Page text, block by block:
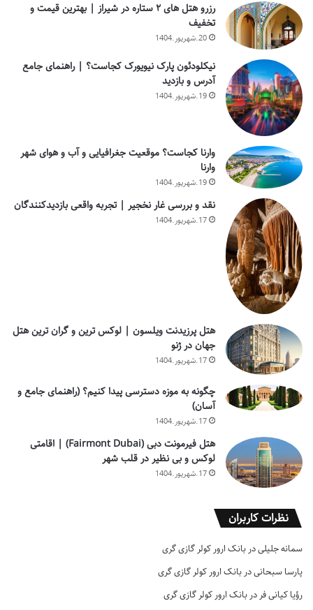
رزرو هتل های ۲ ستاره در شیراز | بهترین قیمت و
تخفیف
20.شهریور.1404
نیکلودئون پارک نیویورک کجاست؟ | راهنمای جامع
آدرس و بازدید
19.شهریور.1404
وارنا کجاست؟ موقعیت جغرافیایی و آب و هوای شهر
وارنا
19.شهریور.1404
نقد و بررسی غار نخجیر | تجربه واقعی بازدیدکنندگان
17.شهریور.1404
هتل پرزیدنت ویلسون | لوکس ترین و گران ترین هتل
جهان در ژنو
17.شهریور.1404
چگونه به موزه دسترسی پیدا کنیم؟ (راهنمای جامع و
آسان)
17.شهریور.1404
هتل فیرمونت دبی (Fairmont Dubai) | اقامتی
لوکس و بی نظیر در قلب شهر
17.شهریور.1404
نظرات کاربران
سمانه جلیلیدر بانک ارور کولر گازی گری
پارسا سبحانیدر بانک ارور کولر گازی گری
رؤیا کیانی فر در بانک ارور کولر گازی گری